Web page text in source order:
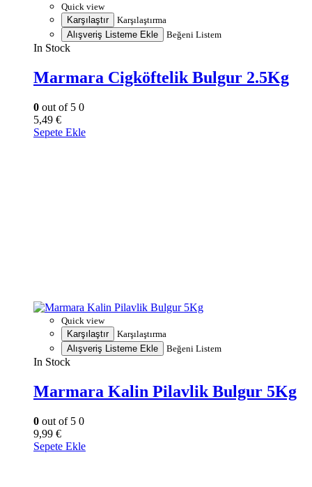
Quick view
Karşılaştır
Karşılaştırma
Alışveriş Listeme Ekle
Beğeni Listem
In Stock
Marmara Cigköftelik Bulgur 2.5Kg
0 out of 5 0
5,49 €
Sepete Ekle
Quick view
Karşılaştır
Karşılaştırma
Alışveriş Listeme Ekle
Beğeni Listem
In Stock
Marmara Kalin Pilavlik Bulgur 5Kg
0 out of 5 0
9,99 €
Sepete Ekle